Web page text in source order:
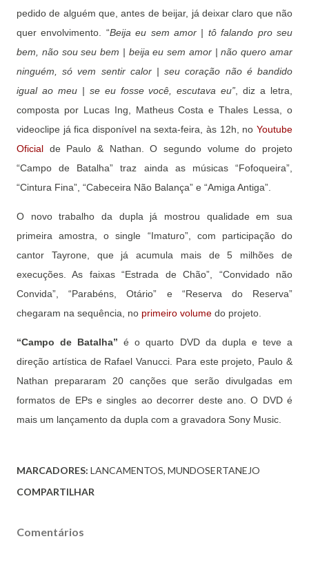
pedido de alguém que, antes de beijar, já deixar claro que não
quer envolvimento. “Beija eu sem amor | tô falando pro seu
bem, não sou seu bem | beija eu sem amor | não quero amar
ninguém, só vem sentir calor | seu coração não é bandido
igual ao meu | se eu fosse você, escutava eu” , diz a letra,
composta por Lucas Ing, Matheus Costa e Thales Lessa, o
videoclipe já fica disponível na sexta-feira, às 12h, no Youtube
Oficial de Paulo & Nathan. O segundo volume do projeto
“Campo de Batalha” traz ainda as músicas “Fofoqueira”,
“Cintura Fina”, “Cabeceira Não Balança” e “Amiga Antiga”.
O novo trabalho da dupla já mostrou qualidade em sua
primeira amostra, o single “Imaturo”, com participação do
cantor Tayrone, que já acumula mais de 5 milhões de
execuções. As faixas “Estrada de Chão”, “Convidado não
Convida”, “Parabéns, Otário” e “Reserva do Reserva”
chegaram na sequência, no primeiro volume do projeto.
“Campo de Batalha” é o quarto DVD da dupla e teve a
direção artística de Rafael Vanucci. Para este projeto, Paulo &
Nathan prepararam 20 canções que serão divulgadas em
formatos de EPs e singles ao decorrer deste ano. O DVD é
mais um lançamento da dupla com a gravadora Sony Music.
MARCADORES: LANCAMENTOS MUNDOSERTANEJO
COMPARTILHAR
Comentários